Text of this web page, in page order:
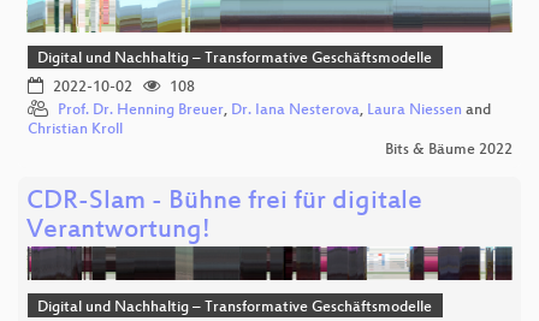
Digital und Nachhaltig – Transformative Geschäftsmodelle
2022-10-02
108
Prof. Dr. Henning Breuer, Dr. Iana Nesterova, Laura Niessen and
Christian Kroll
Bits & Bäume 2022
CDR-Slam - Bühne frei für digitale
Verantwortung!
Digital und Nachhaltig – Transformative Geschäftsmodelle